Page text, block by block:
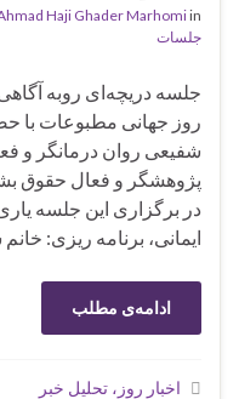
Haji Ghader Marhomiin
جلسات
جلسه دریچه‌ای روبه
روز جهانی مطبوعات با
شفیعی روان درمانگر و
پژوهشگر و فعال حقوق
در برگزاری این جلسه
ایمانی، برنامه ریزی:
ادامه‌ی مطلب
اخبار روز، تحلیل خبر